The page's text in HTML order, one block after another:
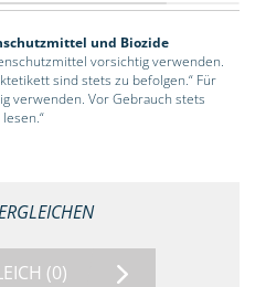
und Biozide
vorsichtig verwenden.
sind stets zu befolgen.“ Für
verwenden. Vor Gebrauch stets
(0)